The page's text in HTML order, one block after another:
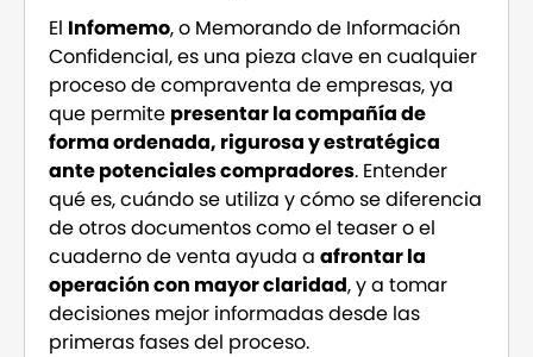
El Infomemo, o Memorando de Información
Confidencial, es una pieza clave en cualquier
proceso de compraventa de empresas, ya
que permite presentar la compañía de
forma ordenada, rigurosa y estratégica
ante potenciales compradores. Entender
qué es, cuándo se utiliza y cómo se diferencia
de otros documentos como el teaser o el
cuaderno de venta ayuda a afrontar la
operación con mayor claridad, y a tomar
decisiones mejor informadas desde las
primeras fases del proceso.